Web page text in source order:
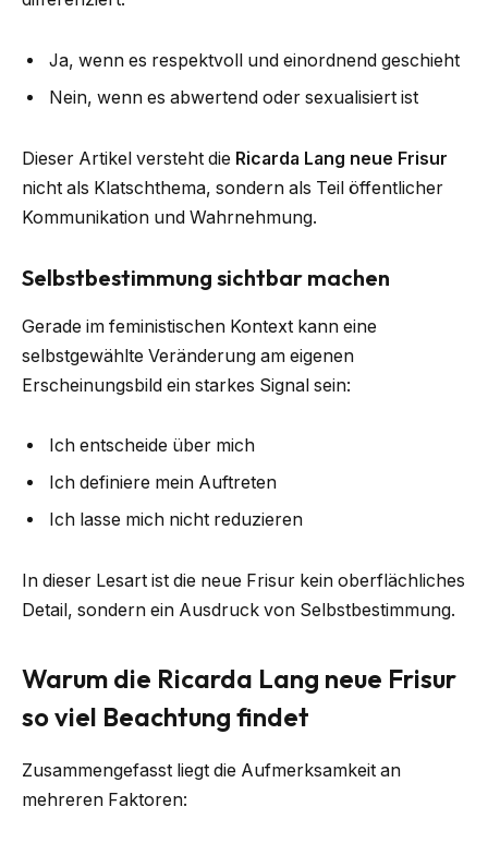
Ja, wenn es respektvoll und einordnend geschieht
Nein, wenn es abwertend oder sexualisiert ist
Dieser Artikel versteht die Ricarda Lang neue Frisur
nicht als Klatschthema, sondern als Teil öffentlicher
Kommunikation und Wahrnehmung.
Selbstbestimmung sichtbar machen
Gerade im feministischen Kontext kann eine
selbstgewählte Veränderung am eigenen
Erscheinungsbild ein starkes Signal sein:
Ich entscheide über mich
Ich definiere mein Auftreten
Ich lasse mich nicht reduzieren
In dieser Lesart ist die neue Frisur kein oberflächliches
Detail, sondern ein Ausdruck von Selbstbestimmung.
Warum die Ricarda Lang neue Frisur
so viel Beachtung findet
Zusammengefasst liegt die Aufmerksamkeit an
mehreren Faktoren: